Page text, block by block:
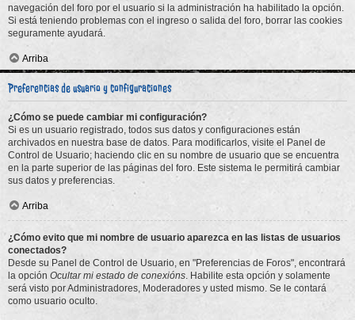
navegación del foro por el usuario si la administración ha habilitado la opción.
Si está teniendo problemas con el ingreso o salida del foro, borrar las cookies
seguramente ayudará.
Arriba
Preferencias de usuario y configuraciones
¿Cómo se puede cambiar mi configuración?
Si es un usuario registrado, todos sus datos y configuraciones están
archivados en nuestra base de datos. Para modificarlos, visite el Panel de
Control de Usuario; haciendo clic en su nombre de usuario que se encuentra
en la parte superior de las páginas del foro. Este sistema le permitirá cambiar
sus datos y preferencias.
Arriba
¿Cómo evito que mi nombre de usuario aparezca en las listas de usuarios
conectados?
Desde su Panel de Control de Usuario, en "Preferencias de Foros", encontrará
la opción Ocultar mi estado de conexións. Habilite esta opción y solamente
será visto por Administradores, Moderadores y usted mismo. Se le contará
como usuario oculto.